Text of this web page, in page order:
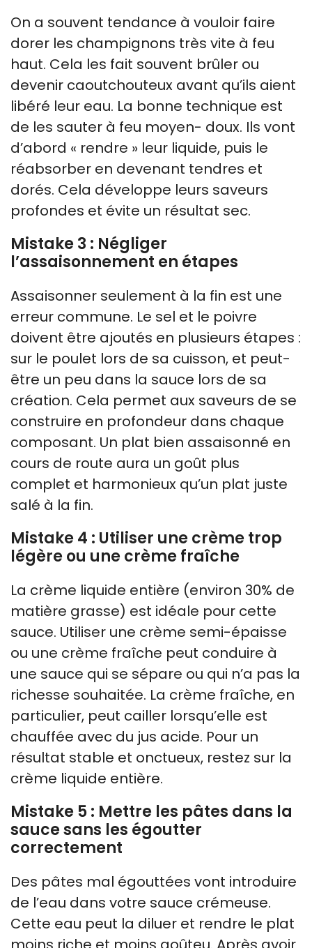
On a souvent tendance à vouloir faire
dorer les champignons très vite à feu
haut. Cela les fait souvent brûler ou
devenir caoutchouteux avant qu’ils aient
libéré leur eau. La bonne technique est
de les sauter à feu moyen- doux. Ils vont
d’abord « rendre » leur liquide, puis le
réabsorber en devenant tendres et
dorés. Cela développe leurs saveurs
profondes et évite un résultat sec.
Mistake 3 : Négliger
l’assaisonnement en étapes
Assaisonner seulement à la fin est une
erreur commune. Le sel et le poivre
doivent être ajoutés en plusieurs étapes :
sur le poulet lors de sa cuisson, et peut-
être un peu dans la sauce lors de sa
création. Cela permet aux saveurs de se
construire en profondeur dans chaque
composant. Un plat bien assaisonné en
cours de route aura un goût plus
complet et harmonieux qu’un plat juste
salé à la fin.
Mistake 4 : Utiliser une crème trop
légère ou une crème fraîche
La crème liquide entière (environ 30% de
matière grasse) est idéale pour cette
sauce. Utiliser une crème semi-épaisse
ou une crème fraîche peut conduire à
une sauce qui se sépare ou qui n’a pas la
richesse souhaitée. La crème fraîche, en
particulier, peut cailler lorsqu’elle est
chauffée avec du jus acide. Pour un
résultat stable et onctueux, restez sur la
crème liquide entière.
Mistake 5 : Mettre les pâtes dans la
sauce sans les égoutter
correctement
Des pâtes mal égouttées vont introduire
de l’eau dans votre sauce crémeuse.
Cette eau peut la diluer et rendre le plat